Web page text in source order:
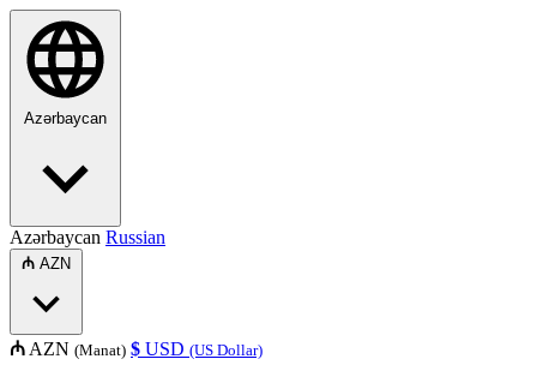
Azərbaycan
Azərbaycan Russian
₼ AZN
₼ AZN (Manat) $ USD (US Dollar)